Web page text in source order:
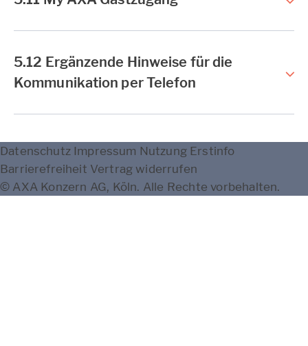
5.12 Ergänzende Hinweise für die
Kommunikation per Telefon
Datenschutz Impressum Nutzung Erstinfo
Barrierefreiheit Vertrag widerrufen
© AXA Konzern AG, Köln. Alle Rechte vorbehalten.